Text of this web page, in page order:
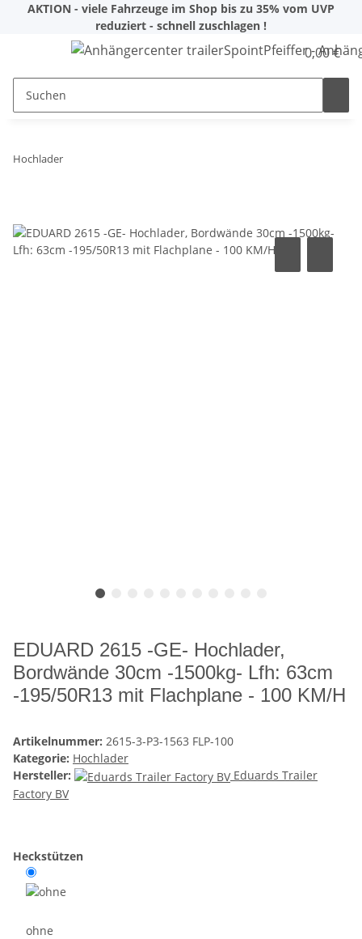
AKTION - viele Fahrzeuge im Shop bis zu 35% vom UVP
reduziert - schnell zuschlagen !
0,00 €
Hochlader
EDUARD 2615 -GE- Hochlader,
Bordwände 30cm -1500kg- Lfh: 63cm
-195/50R13 mit Flachplane - 100 KM/H
Artikelnummer: 2615-3-P3-1563 FLP-100
Kategorie: Hochlader
Hersteller:
Eduards Trailer
Factory BV
Heckstützen
ohne